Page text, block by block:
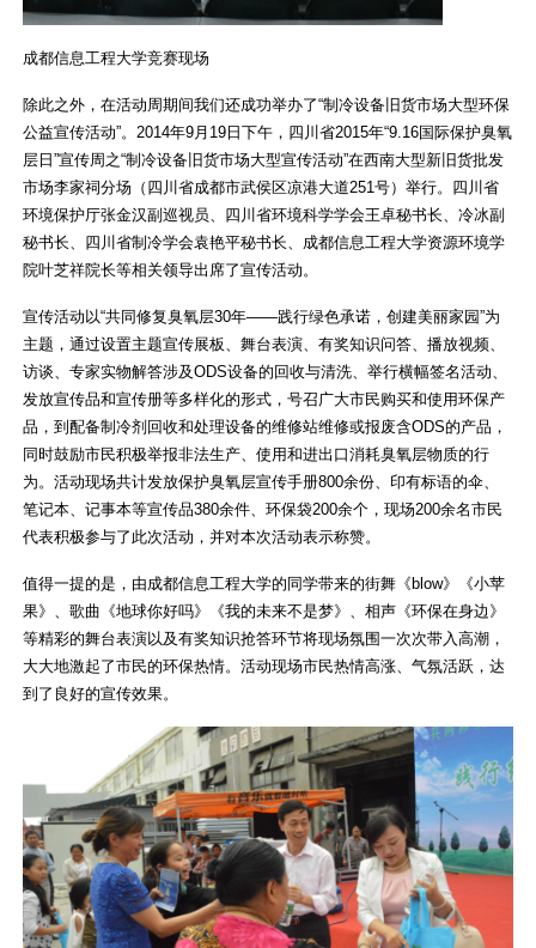
成都信息工程大学竞赛现场
除此之外，在活动周期间我们还成功举办了“制冷设备旧货市场大型环保
公益宣传活动”。2014年9月19日下午，四川省2015年“9.16国际保护臭氧
层日”宣传周之“制冷设备旧货市场大型宣传活动”在西南大型新旧货批发
市场李家祠分场（四川省成都市武侯区凉港大道251号）举行。四川省
环境保护厅张金汉副巡视员、四川省环境科学学会王卓秘书长、冷冰副
秘书长、四川省制冷学会袁艳平秘书长、成都信息工程大学资源环境学
院叶芝祥院长等相关领导出席了宣传活动。
宣传活动以“共同修复臭氧层30年——践行绿色承诺，创建美丽家园”为
主题，通过设置主题宣传展板、舞台表演、有奖知识问答、播放视频、
访谈、专家实物解答涉及ODS设备的回收与清洗、举行横幅签名活动、
发放宣传品和宣传册等多样化的形式，号召广大市民购买和使用环保产
品，到配备制冷剂回收和处理设备的维修站维修或报废含ODS的产品，
同时鼓励市民积极举报非法生产、使用和进出口消耗臭氧层物质的行
为。活动现场共计发放保护臭氧层宣传手册800余份、印有标语的伞、
笔记本、记事本等宣传品380余件、环保袋200余个，现场200余名市民
代表积极参与了此次活动，并对本次活动表示称赞。
值得一提的是，由成都信息工程大学的同学带来的街舞《blow》《小苹
果》、歌曲《地球你好吗》《我的未来不是梦》、相声《环保在身边》
等精彩的舞台表演以及有奖知识抢答环节将现场氛围一次次带入高潮，
大大地激起了市民的环保热情。活动现场市民热情高涨、气氛活跃，达
到了良好的宣传效果。